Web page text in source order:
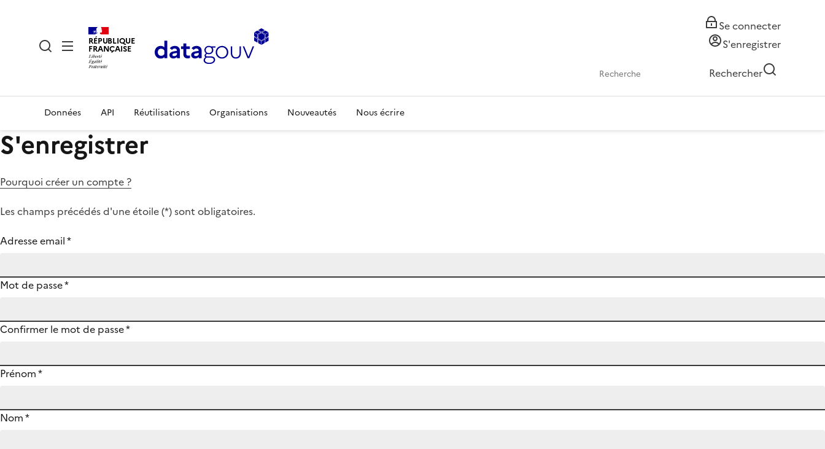
RÉPUBLIQUE
FRANÇAISE
Se connecter
S'enregistrer
Rechercher
Données API Réutilisations Organisations Nouveautés Nous écrire
S'enregistrer
Pourquoi créer un compte ?
Les champs précédés d'une étoile (*) sont obligatoires.
Adresse email*
Mot de passe*
Confirmer le mot de passe*
Prénom*
Nom*